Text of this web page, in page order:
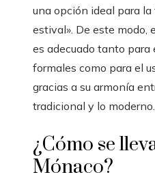
una opción ideal para
estival». De este modo,
es adecuado tanto para
formales como para el
gracias a su armonía
tradicional y lo moderno.
¿Cómo se
Mónaco?